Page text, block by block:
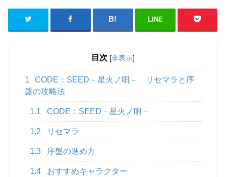
LINE
目次 [非表示]
1
CODE：SEED－星火ノ唄－ リセマラと序
盤の攻略法
1.1 CODE：SEED－星火ノ唄－
1.2 リセマラ
1.3 序盤の進め方
1.4 おすすめキャラクター